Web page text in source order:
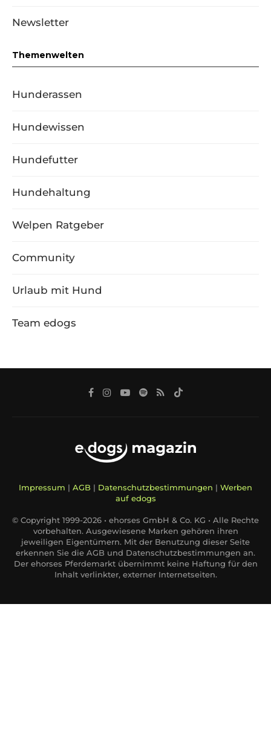
Newsletter
Themenwelten
Hunderassen
Hundewissen
Hundefutter
Hundehaltung
Welpen Ratgeber
Community
Urlaub mit Hund
Team edogs
Impressum | AGB | Datenschutzbestimmungen | Werben
auf edogs
© Copyright 1999-2026 • ehorses GmbH & Co. KG • Alle Rechte
vorbehalten. Ausgewiesene Marken gehören ihren
jeweiligen Eigentümern. Mit der Benutzung dieser Seite
erkennen Sie die AGB und Datenschutzbestimmungen an.
Der ehorses Pferdemarkt übernimmt keine Haftung für den
Inhalt verlinkter, externer Internetseiten.